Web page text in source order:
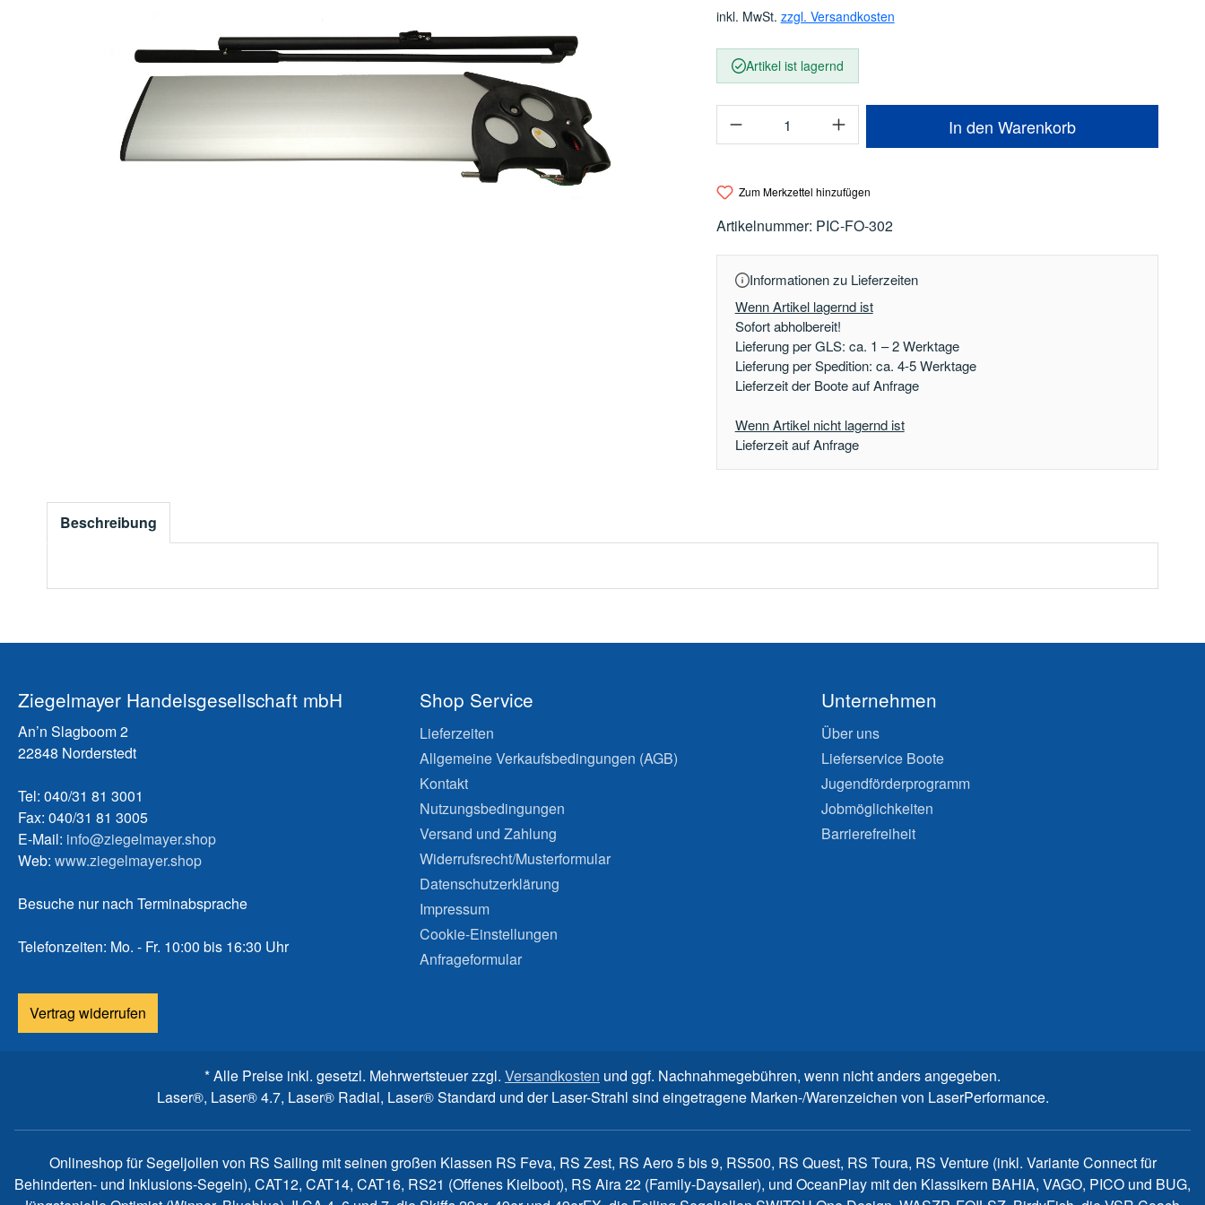
inkl. MwSt. zzgl. Versandkosten
Artikel ist lagernd
Produkt Anzahl: Gib den gewünschten Wert ein
In den Warenkorb
Zum Merkzettel hinzufügen
Artikelnummer: PIC-FO-302
Informationen zu Lieferzeiten
Wenn Artikel lagernd ist
Sofort abholbereit!
Lieferung per GLS: ca. 1 – 2 Werktage
Lieferung per Spedition: ca. 4-5 Werktage
Lieferzeit der Boote auf Anfrage
Wenn Artikel nicht lagernd ist
Lieferzeit auf Anfrage
Beschreibung
Ziegelmayer Handelsgesellschaft mbH
An’n Slagboom 2
22848 Norderstedt
Tel: 040/31 81 3001
Fax: 040/31 81 3005
E-Mail: info@ziegelmayer.shop
Web: www.ziegelmayer.shop
Besuche nur nach Terminabsprache
Telefonzeiten: Mo. - Fr. 10:00 bis 16:30 Uhr
Vertrag widerrufen
Shop Service
Lieferzeiten
Allgemeine Verkaufsbedingungen (AGB)
Kontakt
Nutzungsbedingungen
Versand und Zahlung
Widerrufsrecht/Musterformular
Datenschutzerklärung
Impressum
Cookie-Einstellungen
Anfrageformular
Unternehmen
Über uns
Lieferservice Boote
Jugendförderprogramm
Jobmöglichkeiten
Barrierefreiheit
* Alle Preise inkl. gesetzl. Mehrwertsteuer zzgl. Versandkosten und ggf. Nachnahmegebühren, wenn nicht anders angegeben.
Laser®, Laser® 4.7, Laser® Radial, Laser® Standard und der Laser-Strahl sind eingetragene Marken-/Warenzeichen von LaserPerformance.
Onlineshop für Segeljollen von RS Sailing mit seinen großen Klassen RS Feva, RS Zest, RS Aero 5 bis 9, RS500, RS Quest, RS Toura, RS Venture (inkl. Variante Connect für
Behinderten- und Inklusions-Segeln), CAT12, CAT14, CAT16, RS21 (Offenes Kielboot), RS Aira 22 (Family-Daysailer), und OceanPlay mit den Klassikern BAHIA, VAGO, PICO und BUG,